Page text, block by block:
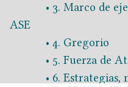
3. Marco de
ASE
4. Gregorio
5. Fuerza de
6. Estrategias,